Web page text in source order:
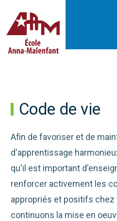
Code de vie
Afin de favoriser et de
d'apprentissage
qu'il est important
renforcer activement les
appropriés et positifs
continuons la mise en